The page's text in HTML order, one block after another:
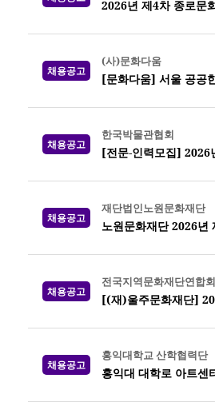
2026년 제4차 종로문
채용공고
(사)문화다움
[문화다움] 서울 공공
채용공고
한국박물관협회
[전문-인력모집] 2026
채용공고
재단법인노원문화재단
노원문화재단 2026년
채용공고
전국지역문화재단연합회
[(재)울주문화재단]
채용공고
홍익대학교 산학협력단
홍익대 대학로 아트센